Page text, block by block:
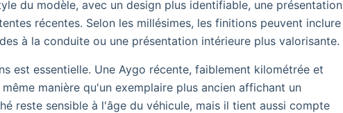
du modèle, avec un design plus identifiable, une présentation
récentes. Selon les millésimes, les finitions peuvent inclure
à la conduite ou une présentation intérieure plus valorisante.
est essentielle. Une Aygo récente, faiblement kilométrée et
manière qu'un exemplaire plus ancien affichant un
reste sensible à l'âge du véhicule, mais il tient aussi compte